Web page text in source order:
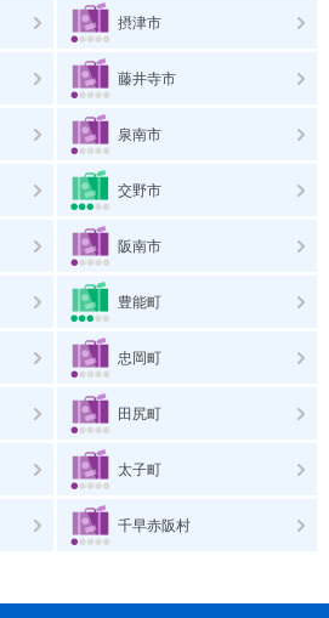
摂津市
藤井寺市
泉南市
交野市
阪南市
豊能町
忠岡町
田尻町
太子町
千早赤阪村